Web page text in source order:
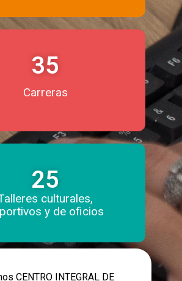
35
Carreras
25
culturales,
y de oficios
CENTRO INTEGRAL DE